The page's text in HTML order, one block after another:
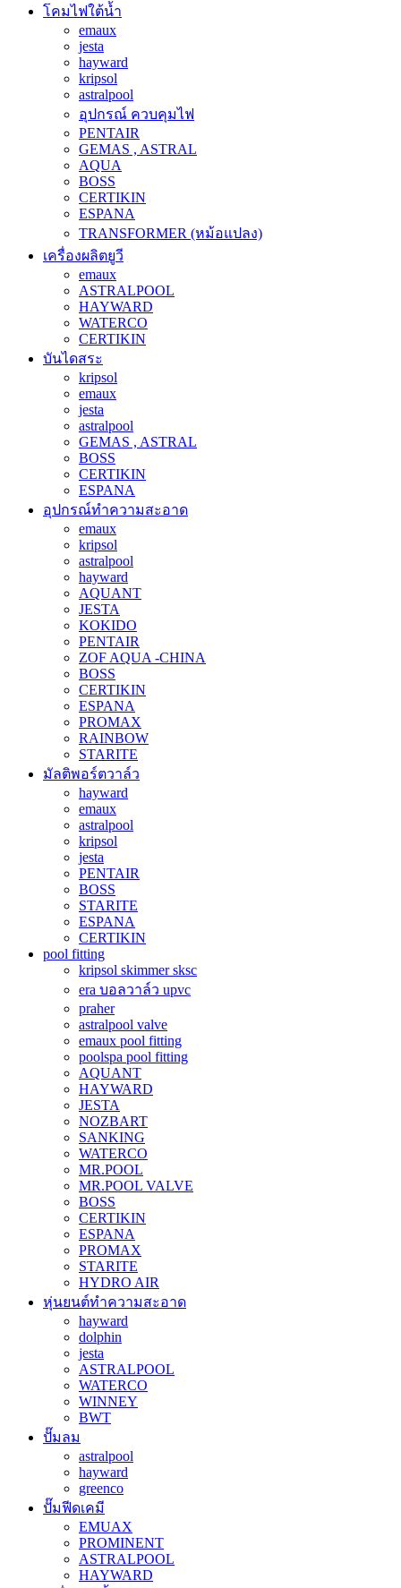
โคมไฟใต้น้ำ
emaux
jesta
hayward
kripsol
astralpool
อุปกรณ์ ควบคุมไฟ
PENTAIR
GEMAS , ASTRAL
AQUA
BOSS
CERTIKIN
ESPANA
TRANSFORMER (หม้อแปลง)
เครื่องผลิตยูวี
emaux
ASTRALPOOL
HAYWARD
WATERCO
CERTIKIN
บันไดสระ
kripsol
emaux
jesta
astralpool
GEMAS , ASTRAL
BOSS
CERTIKIN
ESPANA
อุปกรณ์ทำความสะอาด
emaux
kripsol
astralpool
hayward
AQUANT
JESTA
KOKIDO
PENTAIR
ZOF AQUA -CHINA
BOSS
CERTIKIN
ESPANA
PROMAX
RAINBOW
STARITE
มัลติพอร์ตวาล์ว
hayward
emaux
astralpool
kripsol
jesta
PENTAIR
BOSS
STARITE
ESPANA
CERTIKIN
pool fitting
kripsol skimmer sksc
era บอลวาล์ว upvc
praher
astralpool valve
emaux pool fitting
poolspa pool fitting
AQUANT
HAYWARD
JESTA
NOZBART
SANKING
WATERCO
MR.POOL
MR.POOL VALVE
BOSS
CERTIKIN
ESPANA
PROMAX
STARITE
HYDRO AIR
หุ่นยนต์ทำความสะอาด
hayward
dolphin
jesta
ASTRALPOOL
WATERCO
WINNEY
BWT
ปั๊มลม
astralpool
hayward
greenco
ปั๊มฟีดเคมี
EMUAX
PROMINENT
ASTRALPOOL
HAYWARD